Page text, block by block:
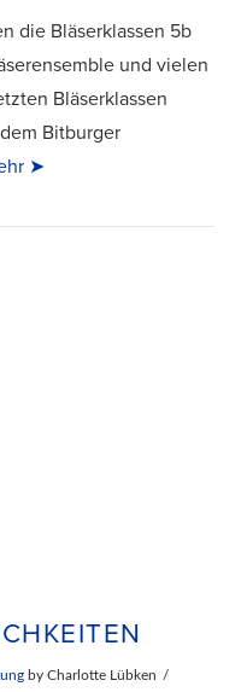
die Bläserklassen 5b
und vielen
Bläserklassen
Bitburger
➤
by Charlotte Lübken